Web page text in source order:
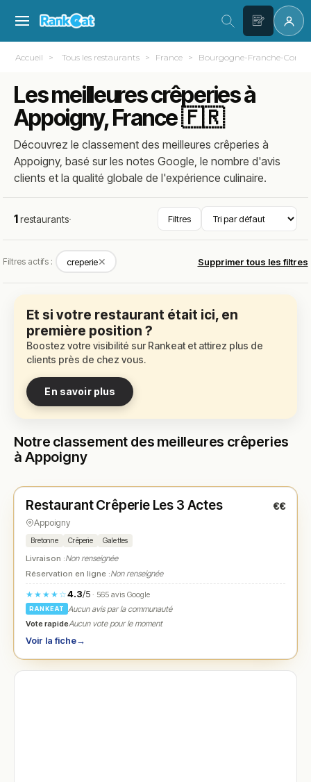
Accueil Tous les restaurants France Bourgogne-Franche-Comté
Les meilleures crêperies à
Appoigny, France 🇫🇷
Découvrez le classement des meilleures crêperies à
Appoigny, basé sur les notes Google, le nombre d'avis
clients et la qualité globale de l'expérience culinaire.
1restaurants· Filtres
Filtres actifs : creperie✕ Supprimer tous les filtres
Et si votre restaurant était ici, en
première position ?
Boostez votre visibilité sur Rankeat et attirez plus de
clients près de chez vous.
En savoir plus
Notre classement des meilleures crêperies
à Appoigny
★ N° 1
Restaurant Crêperie Les 3 Actes €€
Appoigny
Bretonne Crêperie Galettes
Livraison :Non renseignée
Réservation en ligne :Non renseignée
★★★★☆4.3/5· 565 avis Google
RANKEAT
Aucun avis par la communauté
Vote rapideAucun vote pour le moment
Voir la fiche→